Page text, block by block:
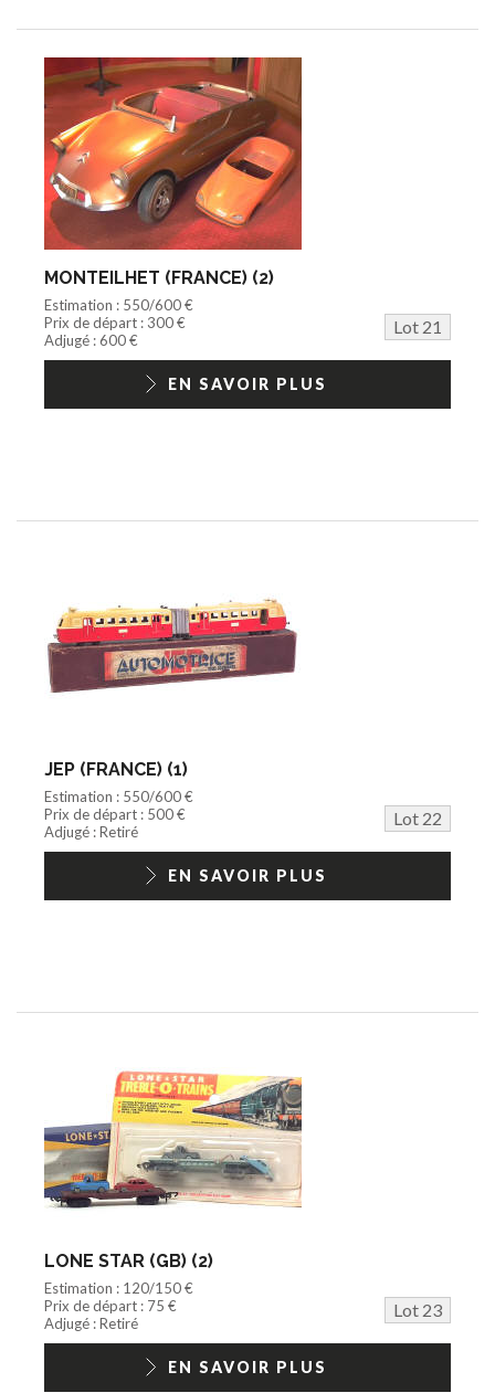
MONTEILHET (FRANCE) (2)
Estimation : 550/600 €
Prix de départ : 300 €
Lot 21
Adjugé : 600 €
EN SAVOIR PLUS
JEP (FRANCE) (1)
Estimation : 550/600 €
Prix de départ : 500 €
Lot 22
Adjugé : Retiré
EN SAVOIR PLUS
LONE STAR (GB) (2)
Estimation : 120/150 €
Prix de départ : 75 €
Lot 23
Adjugé : Retiré
EN SAVOIR PLUS